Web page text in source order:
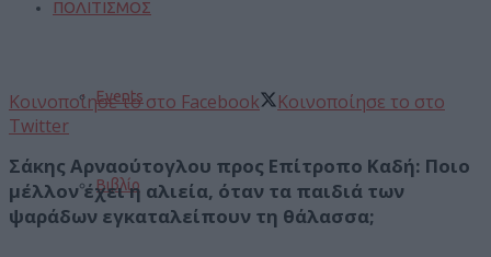
ΠΟΛΙΤΙΣΜΟΣ
Events
Βιβλίο
Κοινοποίησε το στο Facebook
Κοινοποίησε το στο
Twitter
Σάκης Αρναούτογλου προς Επίτροπο Καδή: Ποιο
μέλλον έχει η αλιεία, όταν τα παιδιά των
ψαράδων εγκαταλείπουν τη θάλασσα;